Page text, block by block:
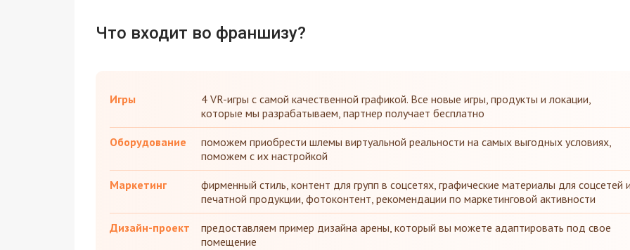
Что входит во франшизу?
Игры
4 VR-игры с самой качественной графикой. Все новые игры, продукты и локации,
которые мы разрабатываем, партнер получает бесплатно
Оборудование
поможем приобрести шлемы виртуальной реальности на самых выгодных условиях,
поможем с их настройкой
Маркетинг
фирменный стиль, контент для групп в соцсетях, графические материалы для соцсетей
печатной продукции, фотоконтент, рекомендации по маркетинговой активности
Дизайн-проект
предоставляем пример дизайна арены, который вы можете адаптировать под свое
помещение